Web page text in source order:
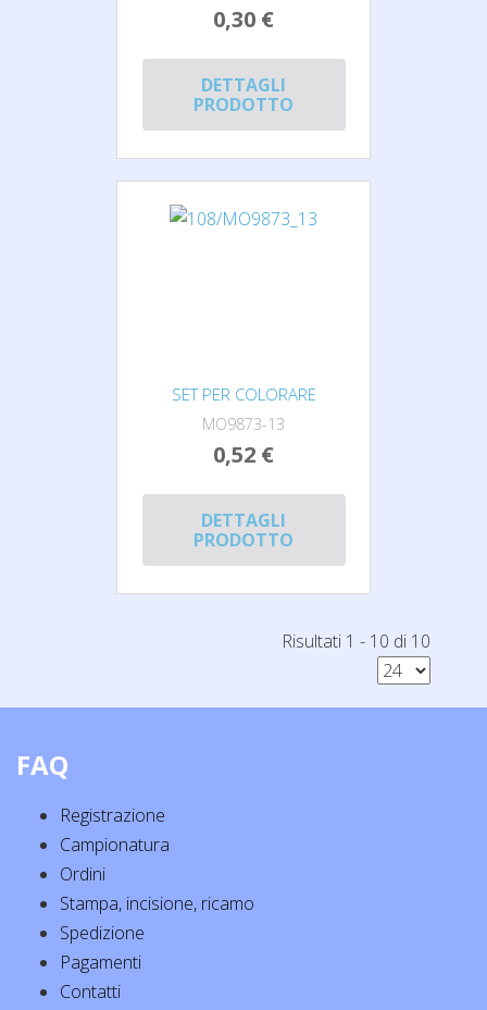
0,30 €
DETTAGLI
PRODOTTO
SET PER COLORARE
MO9873-13
0,52 €
DETTAGLI
PRODOTTO
Risultati 1 - 10 di 10
FAQ
Registrazione
Campionatura
Ordini
Stampa, incisione, ricamo
Spedizione
Pagamenti
Contatti